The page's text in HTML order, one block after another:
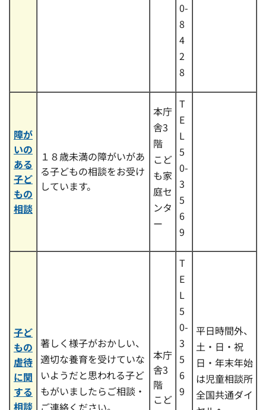
0-
8
4
2
8
障が
いの
ある
子ど
もの
相談
１８歳未満の障がいがあ
る子どもの相談をお受け
しています。
本庁
舎3
階
こど
も家
庭セ
ンタ
ー
T
E
L
5
0-
3
5
6
9
子ど
もの
虐待
に関
する
相談
著しく様子がおかしい、
適切な養育を受けていな
いようだと思われる子ど
もがいましたらご相談・
ご連絡ください。
本庁
舎3
階
こど
T
E
L
5
0-
3
5
6
9
平日時間外、
土・日・祝
日・年末年始
は児童相談所
全国共通ダイ